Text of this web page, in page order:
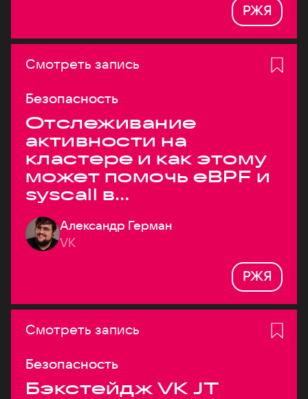
РЖЯ
Смотреть запись
Безопасность
Отслеживание
активности на
кластере и как этому
может помочь eBPF и
syscall в
высоконагруженных
системах
Александр Герман
VK
РЖЯ
Смотреть запись
Безопасность
Бэкстейдж VK JT